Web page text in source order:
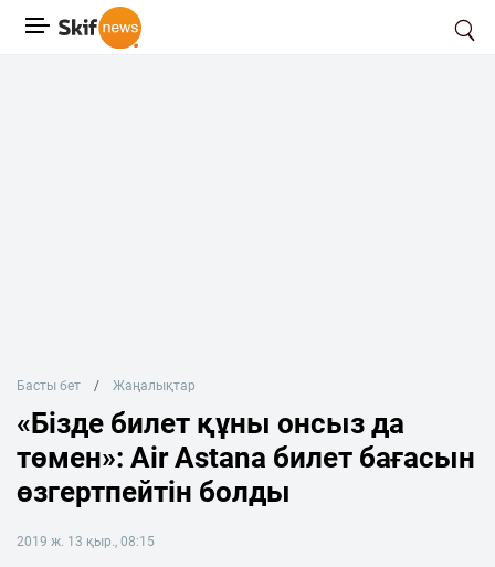
Басты бет Жаңалықтар
«Бізде билет құны онсыз да
төмен»: Air Astana билет бағасын
өзгертпейтін болды
2019 ж. 13 қыр., 08:15